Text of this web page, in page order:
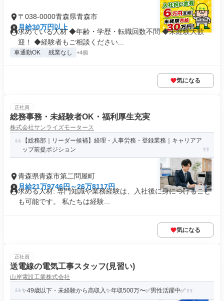
〒038-0000青森県青森市
月給30万円以上
求めている人材 ◆年齢・学歴・転職回数不問 ◆未経験大歓
迎！ ◆経験者もご相談ください...
車通勤OK 残業なし +4個
気になる
正社員
総務事務・未経験者OK・福利厚生充実
株式会社サンライズモータース
【総務部｜リーダー候補】経理・人事労務・登録業務｜キャリアア
ップ前提ポジション
青森県青森市第二問屋町
月給21万9746円～26万8117円
求める人材: 専門知識や業務経験は、入社後に身につけること
も可能です。 私たちは経験...
気になる
正社員
送電線の電気工事スタッフ(見習い)
山岸電設工業株式会社
✨49歳以下・未経験から高収入✨年収500万〜✅男性活躍中✅